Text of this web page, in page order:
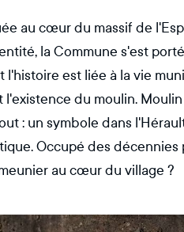
au cœur du massif de
la Commune s'est
est liée à la vie
du moulin.
: un symbole dans
Occupé des
au cœur du village ?